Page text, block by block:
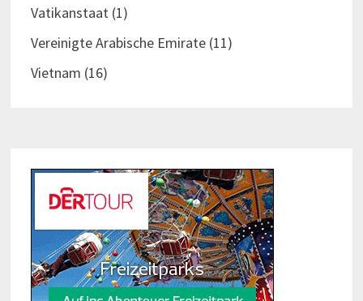
Vatikanstaat(1)
Vereinigte Arabische Emirate(11)
Vietnam (16)